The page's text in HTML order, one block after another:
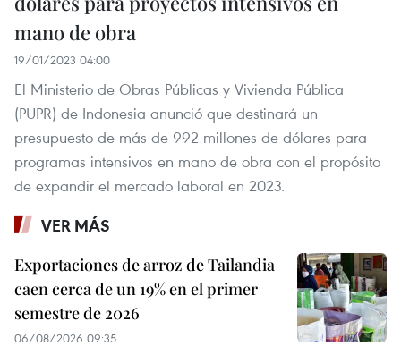
mano de obra
19/01/2023 04:00
El Ministerio de Obras Públicas y Vivienda Pública
(PUPR) de Indonesia anunció que destinará un
presupuesto de más de 992 millones de dólares para
programas intensivos en mano de obra con el propósito
de expandir el mercado laboral en 2023.
VER MÁS
Exportaciones de arroz de Tailandia
caen cerca de un 19% en el primer
semestre de 2026
06/08/2026 09:35